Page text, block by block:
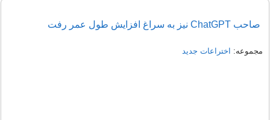
صاحب ChatGPT نیز به سراغ افزایش طول عمر رفت
مجموعه: اختراعات جدید